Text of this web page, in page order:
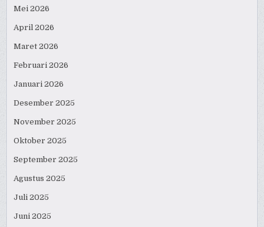
Mei 2026
April 2026
Maret 2026
Februari 2026
Januari 2026
Desember 2025
November 2025
Oktober 2025
September 2025
Agustus 2025
Juli 2025
Juni 2025